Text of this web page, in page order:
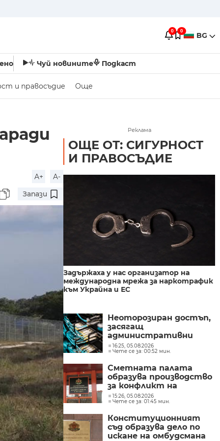
0 0 BG
Чуй новините Подкаст
и правосъдие Още
A+
A-
Запази
Реклама
ОЩЕ ОТ: СИГУРНОСТ
И ПРАВОСЪДИЕ
Задържаха у нас организатор на
международна мрежа за наркотрафик
към Украйна и ЕС
Неоторозиран достъп,
засягащ
административни
мрежи, засякоха от
Министерството на
16:25, 05.08.2026
Чете се за: 00:52 мин.
Сметната палата
образува производство
за конфликт на
интереси при Делян
Пеевски
15:26, 05.08.2026
Чете се за: 01:45 мин.
Конституционният
съд образува дело по
искане на омбудсмана